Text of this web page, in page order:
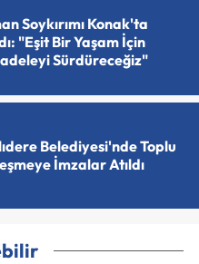
Soykırımı Konak'ta
"Eşit Bir Yaşam İçin
Sürdüreceğiz"
Belediyesi'nde Toplu
İmzalar Atıldı